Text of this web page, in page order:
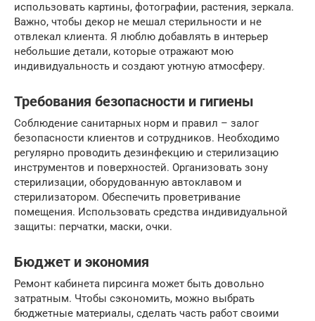
использовать картины, фотографии, растения, зеркала.
Важно, чтобы декор не мешал стерильности и не
отвлекал клиента. Я люблю добавлять в интерьер
небольшие детали, которые отражают мою
индивидуальность и создают уютную атмосферу.
Требования безопасности и гигиены
Соблюдение санитарных норм и правил – залог
безопасности клиентов и сотрудников. Необходимо
регулярно проводить дезинфекцию и стерилизацию
инструментов и поверхностей. Организовать зону
стерилизации, оборудованную автоклавом и
стерилизатором. Обеспечить проветривание
помещения. Использовать средства индивидуальной
защиты: перчатки, маски, очки.
Бюджет и экономия
Ремонт кабинета пирсинга может быть довольно
затратным. Чтобы сэкономить, можно выбрать
бюджетные материалы, сделать часть работ своими